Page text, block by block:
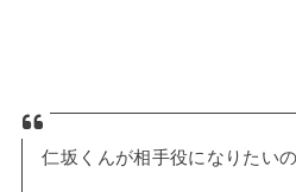
仁坂くんが相手役になりたい